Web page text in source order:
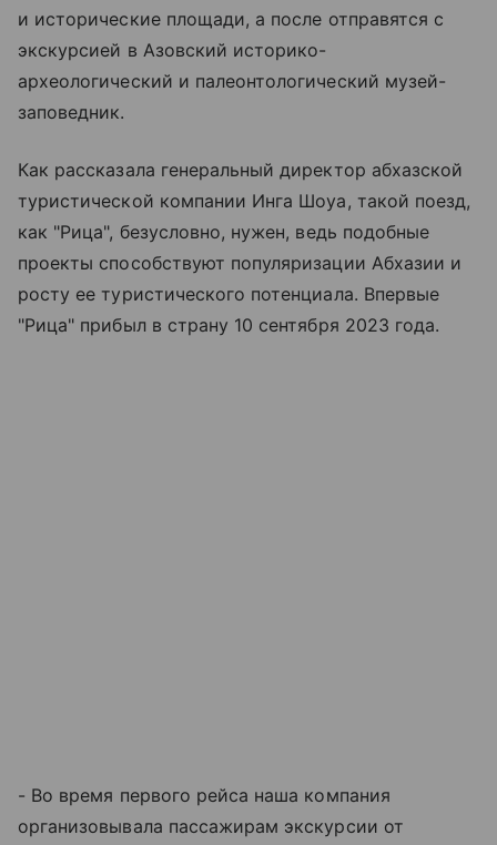
и исторические площади, а после отправятся с
экскурсией в Азовский историко-
археологический и палеонтологический музей-
заповедник.
Как рассказала генеральный директор абхазской
туристической компании Инга Шоуа, такой поезд,
как "Рица", безусловно, нужен, ведь подобные
проекты способствуют популяризации Абхазии и
росту ее туристического потенциала. Впервые
"Рица" прибыл в страну 10 сентября 2023 года.
- Во время первого рейса наша компания
организовывала пассажирам экскурсии от